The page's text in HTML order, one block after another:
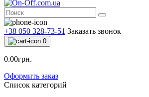
+38 050 328-73-51 Заказать звонок
0
0.00грн.
Оформить заказ
Список категорий